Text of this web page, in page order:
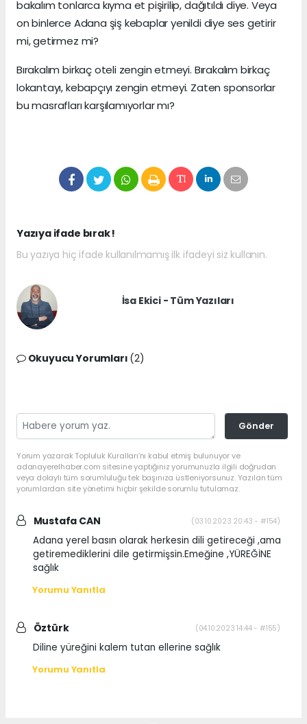
bakalım tonlarca kıyma et pişirilip, dağıtıldı diye. Veya
on binlerce Adana şiş kebaplar yenildi diye ses getirir
mi, getirmez mi?
Bırakalım birkaç oteli zengin etmeyi. Bırakalım birkaç
lokantayı, kebapçıyı zengin etmeyi. Zaten sponsorlar
bu masrafları karşılamıyorlar mı?
Yazıya ifade bırak !
Bu yazıya hiç ifade kullanılmamış ilk ifadeyi siz kullanın.
İsa Ekici - Tüm Yazıları
Okuyucu Yorumları (2)
Gönder
Yorum yazarak Topluluk Kuralları’nı kabul etmiş bulunuyor ve
adanayerelhaber.com sitesine yaptığınız yorumunuzla ilgili doğrudan
veya dolaylı tüm sorumluluğu tek başınıza üstleniyorsunuz. Yazılan tüm
yorumlardan site yönetimi hiçbir şekilde sorumlu tutulamaz.
Mustafa CAN (03.10.2023 20:43 - #154)
Adana yerel basın olarak herkesin dili getireceği ,ama
getiremediklerini dile getirmişsin.Emeğine ,YÜREĞİNE
sağlık
Yorumu Yanıtla
Öztürk (04.10.2023 14:44 - #155)
Diline yüreğini kalem tutan ellerine sağlık
Yorumu Yanıtla